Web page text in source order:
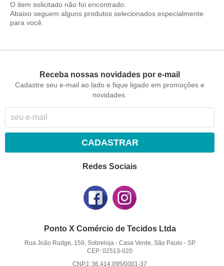
O item solicitado não foi encontrado.
Abaixo seguem alguns produtos selecionados especialmente
para você.
Receba nossas novidades por e-mail
Cadastre seu e-mail ao lado e fique ligado em promoções e
novidades.
CADASTRAR
Redes Sociais
Ponto X Comércio de Tecidos Ltda
Rua João Rudge, 159, Sobreloja- Casa Verde, São Paulo - SP
CEP: 02513-020
CNPJ: 36.414.095/0001-37